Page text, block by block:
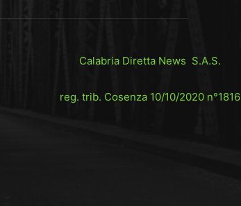
Calabria Diretta News S.A.S.
reg. trib. Cosenza 10/10/2020 n°1816